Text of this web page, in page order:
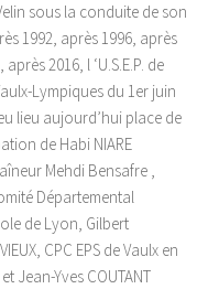
sous la conduite de son
1992, après 1996, après
2016, l ‘U.S.E.P. de
Lympiques du 1er juin
lieu aujourd’hui place de
de Habi NIARE
Mehdi Bensafre ,
Départemental
de Lyon, Gilbert
CPC EPS de Vaulx en
Jean-Yves COUTANT